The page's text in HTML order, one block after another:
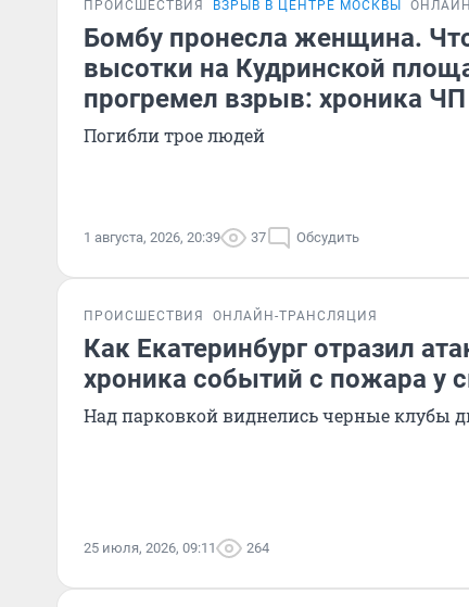
ПРОИСШЕСТВИЯ ВЗРЫВ В ЦЕНТРЕ МОСКВЫ
Бомбу пронесла женщина.
высотки на Кудринской
прогремел взрыв: хроника ЧП
Погибли трое людей
1 августа, 2026, 20:39 37 Обсудить
ПРОИСШЕСТВИЯ ОНЛАЙН-ТРАНСЛЯЦИЯ
Как Екатеринбург отразил
хроника событий с пожара у
Над парковкой виднелись черные клубы
25 июля, 2026, 09:11 264